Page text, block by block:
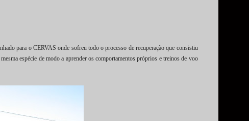
para o CERVAS onde sofreu todo o processo de recuperação que consistiu
espécie de modo a aprender os comportamentos próprios e treinos de voo